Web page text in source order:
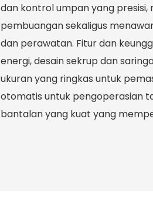
dan kontrol umpan yang
pembuangan sekaligus
dan perawatan. Fitur dan
energi, desain sekrup dan
ukuran yang ringkas untuk
otomatis untuk pengoperasian
bantalan yang kuat yang